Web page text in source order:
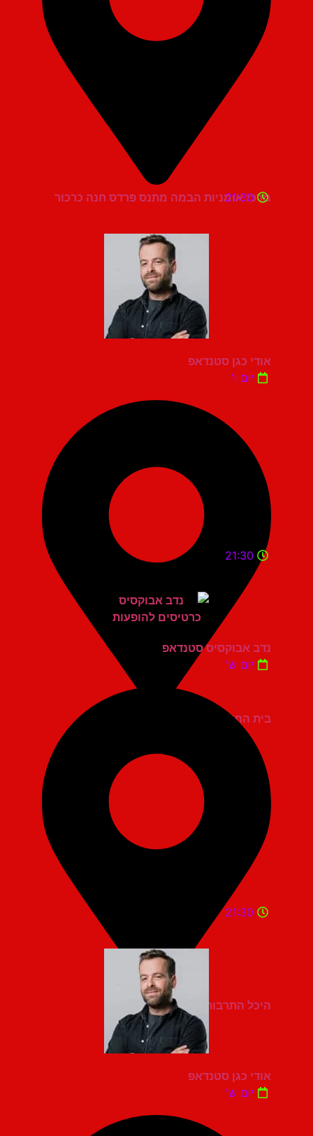
מרכז אומניות הבמה מתנס פרדס חנה כרכור
21:30
אודי כגן סטנדאפ
יום ו'
בית החייל תל אביב
21:30
נדב אבוקסיס סטנדאפ
יום ש'
היכל התרבות מעלות תרשיחא
21:30
אודי כגן סטנדאפ
יום ש'